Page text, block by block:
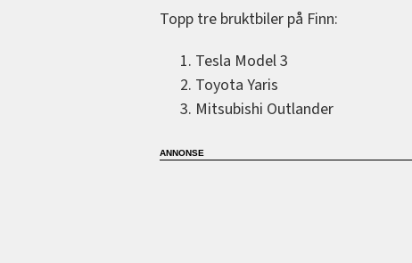
Topp tre bruktbiler på Finn:
Tesla Model 3
Toyota Yaris
Mitsubishi Outlander